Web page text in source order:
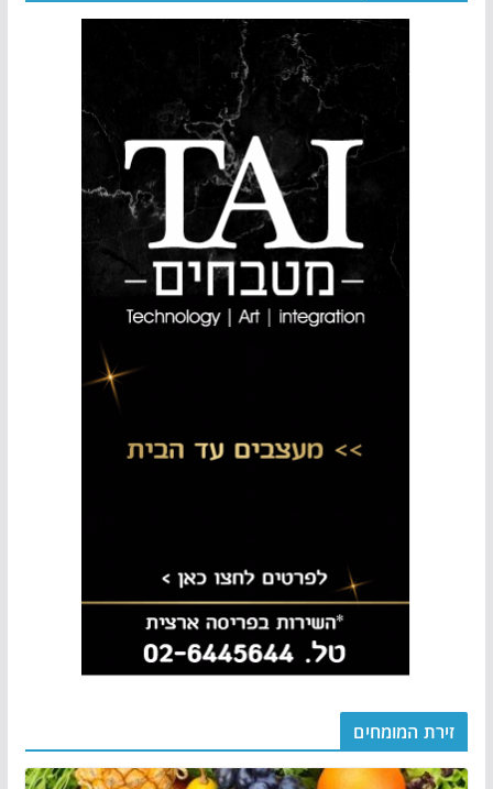
זירת המומחים